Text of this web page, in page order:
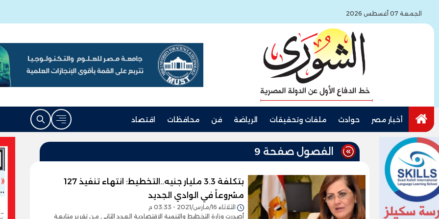
الجمعة 07 أغسطس 2026
أخبار مصر حوادث ملفات وتحقيقات الرياضة فن محافظات اقتصاد
الفصول صفحة 9
بتكلفة 3.3 مليار جنيه..التخطيط: انتهاء تنفيذ 127
مشروعاً في الوادي الجديد
الثلاثاء 16/مارس/2021 - 03:33 م
أصدرت وزارة التخطيط والتنمية الاقتصادية العدد الثاني من تقرير متابعة